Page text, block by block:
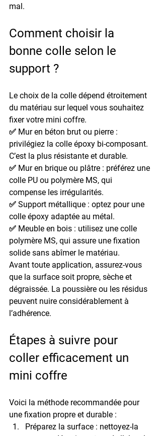
mal.
Comment choisir la
bonne colle selon le
support ?
Le choix de la colle dépend étroitement
du matériau sur lequel vous souhaitez
fixer votre mini coffre.
✅ Mur en béton brut ou pierre :
privilégiez la colle époxy bi-composant.
C’est la plus résistante et durable.
✅ Mur en brique ou plâtre : préférez une
colle PU ou polymère MS, qui
compense les irrégularités.
✅ Support métallique : optez pour une
colle époxy adaptée au métal.
✅ Meuble en bois : utilisez une colle
polymère MS, qui assure une fixation
solide sans abîmer le matériau.
Avant toute application, assurez-vous
que la surface soit propre, sèche et
dégraissée. La poussière ou les résidus
peuvent nuire considérablement à
l’adhérence.
Étapes à suivre pour
coller efficacement un
mini coffre
Voici la méthode recommandée pour
une fixation propre et durable :
Préparez la surface : nettoyez-la